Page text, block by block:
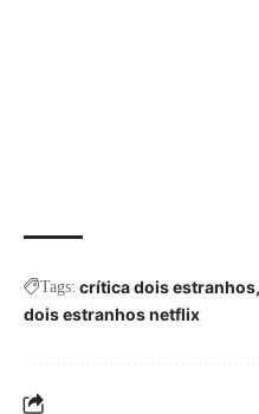
Tags: crítica dois estranhos
dois estranhos netflix